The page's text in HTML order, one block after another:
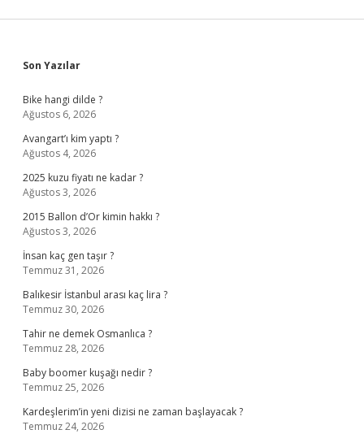
Sidebar
Son Yazılar
Bike hangi dilde ?
Ağustos 6, 2026
Avangart’ı kim yaptı ?
Ağustos 4, 2026
2025 kuzu fiyatı ne kadar ?
Ağustos 3, 2026
2015 Ballon d’Or kimin hakkı ?
Ağustos 3, 2026
İnsan kaç gen taşır ?
Temmuz 31, 2026
Balıkesir İstanbul arası kaç lira ?
Temmuz 30, 2026
Tahir ne demek Osmanlıca ?
Temmuz 28, 2026
Baby boomer kuşağı nedir ?
Temmuz 25, 2026
Kardeşlerim’in yeni dizisi ne zaman başlayacak ?
Temmuz 24, 2026